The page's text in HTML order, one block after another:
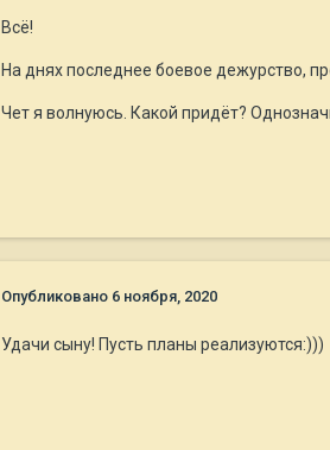
Всё!
На днях последнее боевое дежурство,
Чет я волнуюсь. Какой придёт?
Опубликовано 6 ноября, 2020
Удачи сыну! Пусть планы реализуются:)))